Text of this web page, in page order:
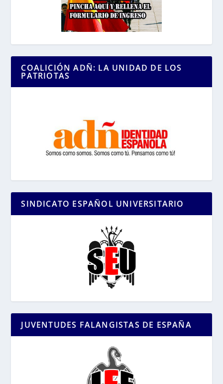
COALICIÓN ADÑ: LA UNIDAD DE LOS
PATRIOTAS
SINDICATO ESPAÑOL UNIVERSITARIO
JUVENTUDES FALANGISTAS DE ESPAÑA